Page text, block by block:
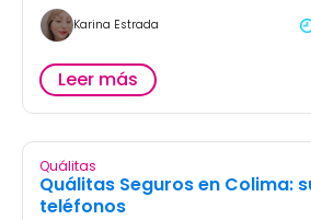
Karina Estrada
Leer más
Quálitas
Quálitas Seguros en Colima:
teléfonos